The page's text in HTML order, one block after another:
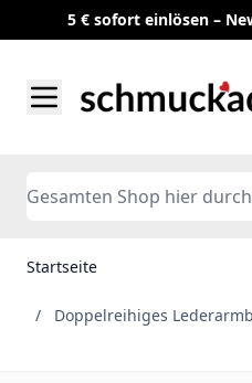
5 € sofort einlösen –
Search
Startseite
/ Doppelreihiges